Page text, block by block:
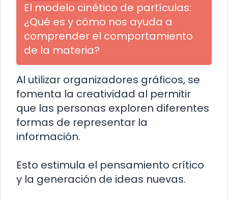
El modelo cinético de partículas:
¿Qué es y cómo nos ayuda a
comprender el comportamiento
de la materia?
Al utilizar organizadores gráficos, se
fomenta la creatividad al permitir
que las personas exploren diferentes
formas de representar la
información.
Esto estimula el pensamiento crítico
y la generación de ideas nuevas.